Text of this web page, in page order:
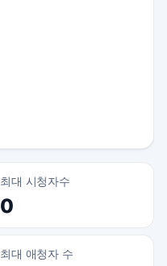
최대 시청자수
0
최대 애청자 수